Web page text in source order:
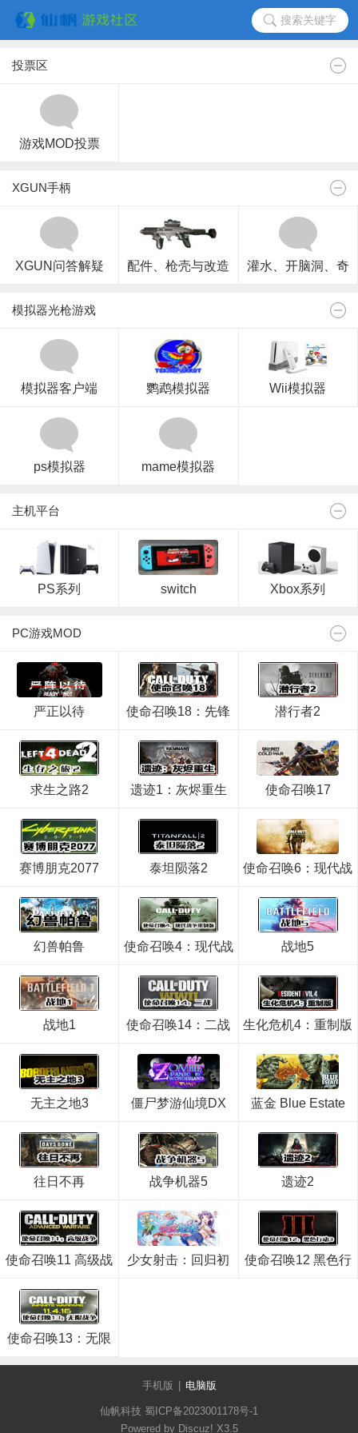
搜索关键字
投票区
游戏MOD投票
XGUN手柄
XGUN问答解疑 配件、枪壳与改造
灌水、开脑洞、奇
模拟器光枪游戏
模拟器客户端 鹦鹉模拟器 Wii模拟器
ps模拟器 mame模拟器
主机平台
PS系列 switch Xbox系列
PC游戏MOD
严正以待 使命召唤18：先锋 潜行者2
求生之路2 遗迹1：灰烬重生 使命召唤17
赛博朋克2077 泰坦陨落2
使命召唤6：现代战
幻兽帕鲁
使命召唤4：现代战
战地5
战地1 使命召唤14：二战 生化危机4：重制版
无主之地3 僵尸梦游仙境DX 蓝金 Blue Estate
往日不再 战争机器5 遗迹2
使命召唤11 高级战
少女射击：回归初
使命召唤12 黑色行
使命召唤13：无限
手机版 电脑版
仙帆科技 蜀ICP备2023001178号-1
Powered by Discuz! X3.5